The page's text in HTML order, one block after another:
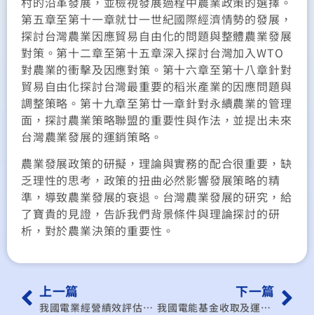
第五章至第十一章就廿一世紀國際經濟情勢的發展，
探討台灣農業因應貿易自由化的問題與整體農業發展
對策。第十二章至第十五章深入探討台灣加入WTO
對農業的衝擊及因應對策。第十六章至第十八章針對
貿易自由化探討台灣最重要的稻米產業的因應問題與
調整策略。第十九章至第廿一章針對永續農業的管理
面，探討農業策略聯盟的重要性與作法，並提出未來
台灣農業發展的運銷策略。
農業發展政策的研擬，理論與實務的配合很重要，缺
乏理性的思考，政策的扭曲必然影響發展策略的精
準，導致農業發展的衰退。台灣農業發展的研究，給
了寶貴的見證，告訴我們背景條件與理論探討的研
析，對於農業決策的重要性。
上一篇
我國電業經營績效評估制度之研擬
下一篇
我國電能基金收取及運用機制合理化之探討